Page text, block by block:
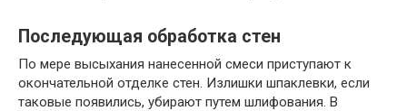
Последующая обработка стен
По мере высыхания нанесенной смеси приступают к
окончательной отделке стен. Излишки шпаклевки, если
таковые появились, убирают путем шлифования. В